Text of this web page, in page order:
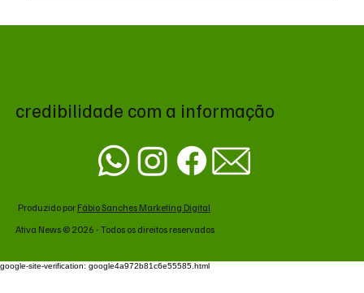
credibilidade com a informação
Produzido por Fábio Sanches Marketing Digital
Ativa News © 2026 - Todos os direitos reservados
google-site-verification: google4a972b81c6e55585.html